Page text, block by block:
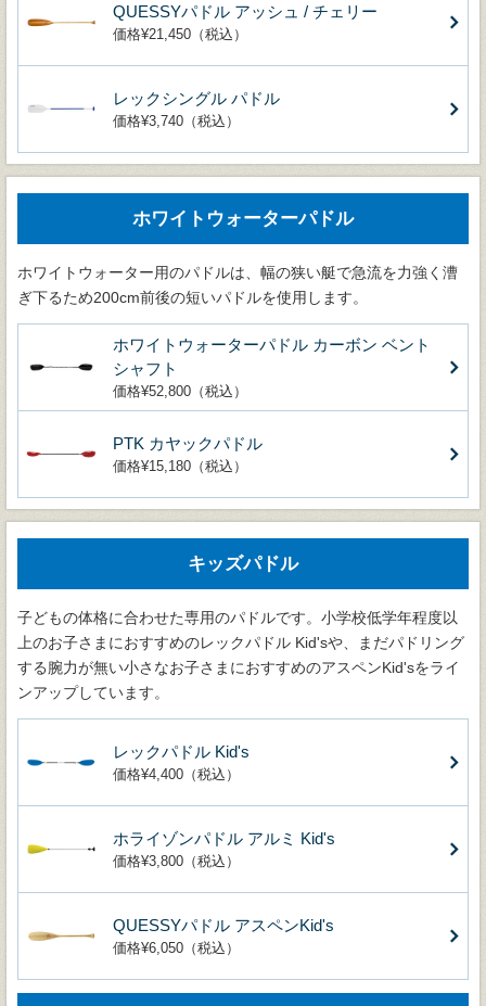
QUESSYパドル アッシュ / チェリー
価格¥21,450（税込）
レックシングル パドル
価格¥3,740（税込）
ホワイトウォーターパドル
ホワイトウォーター用のパドルは、幅の狭い艇で急流を力強く漕
ぎ下るため200cm前後の短いパドルを使用します。
ホワイトウォーターパドル カーボン ベント
シャフト
価格¥52,800（税込）
PTK カヤックパドル
価格¥15,180（税込）
キッズパドル
子どもの体格に合わせた専用のパドルです。小学校低学年程度以
上のお子さまにおすすめのレックパドル Kid'sや、まだパドリング
する腕力が無い小さなお子さまにおすすめのアスペンKid'sをライ
ンアップしています。
レックパドル Kid's
価格¥4,400（税込）
ホライゾンパドル アルミ Kid's
価格¥3,800（税込）
QUESSYパドル アスペンKid's
価格¥6,050（税込）